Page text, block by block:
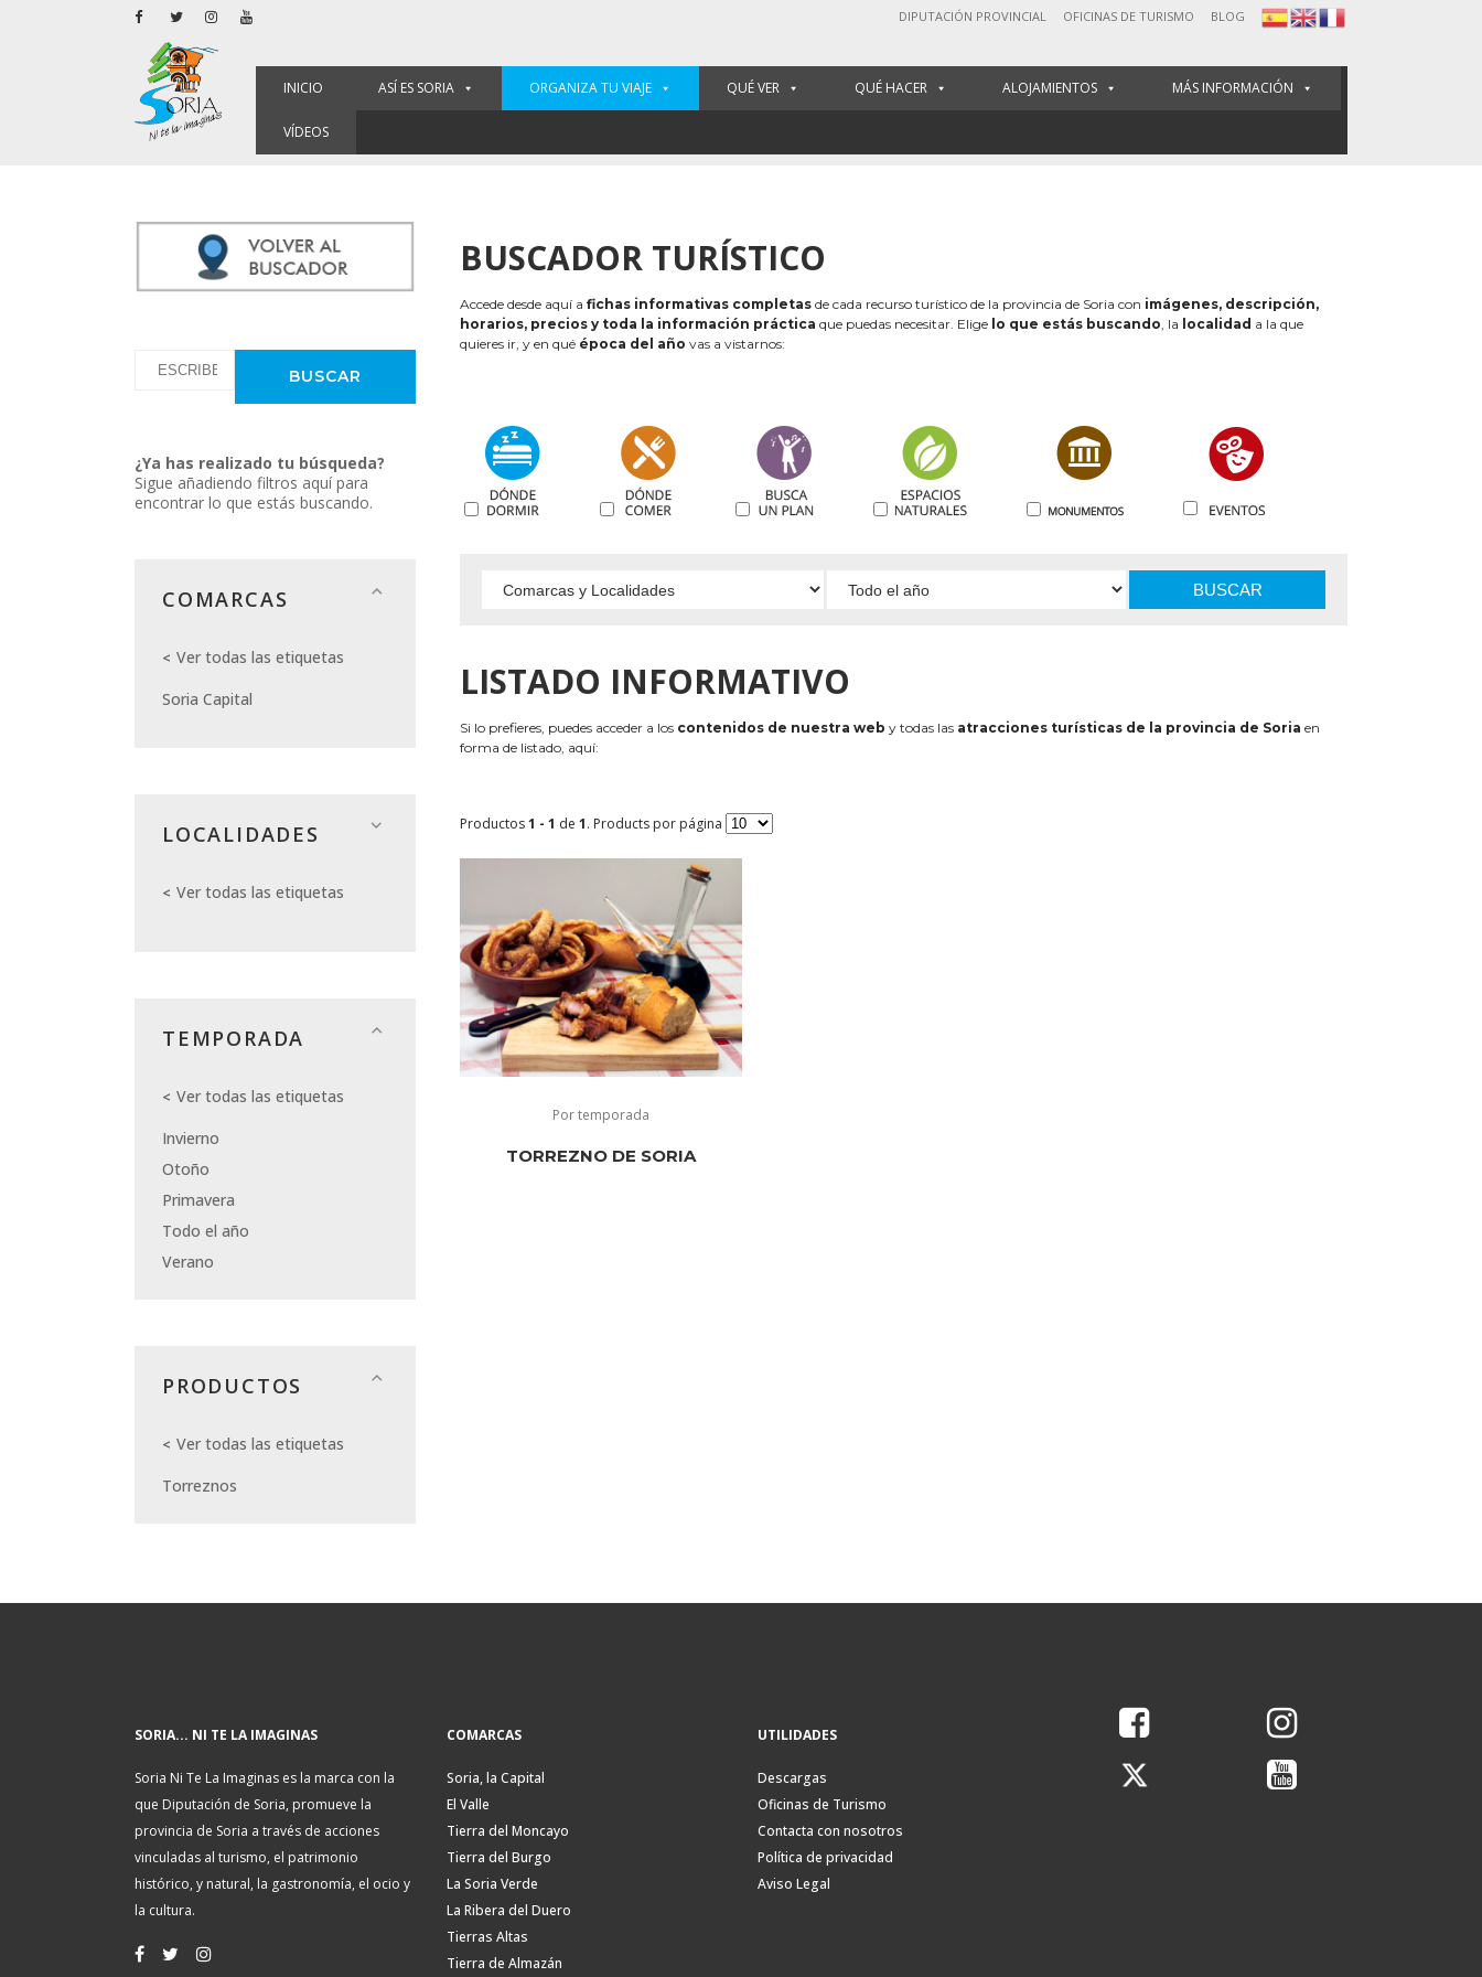
DIPUTACIÓN PROVINCIAL OFICINAS DE TURISMO BLOG
INICIO ASÍ ES SORIA ORGANIZA TU VIAJE QUÉ VER QUÉ HACER ALOJAMIENTOS MÁS INFORMACIÓN
VÍDEOS
¿Ya has realizado tu búsqueda?
Sigue añadiendo filtros aquí para
encontrar lo que estás buscando.
COMARCAS
Ver todas las etiquetas
Soria Capital
LOCALIDADES
Ver todas las etiquetas
TEMPORADA
Ver todas las etiquetas
Invierno
Otoño
Primavera
Todo el año
Verano
PRODUCTOS
Ver todas las etiquetas
Torreznos
BUSCADOR TURÍSTICO
Accede desde aquí a fichas informativas completas de cada recurso turístico de la provincia de Soria con imágenes, descripción,
horarios, precios y toda la información práctica que puedas necesitar. Elige lo que estás buscando, la localidad a la que
quieres ir, y en qué época del año vas a vistarnos:
BUSCAR
LISTADO INFORMATIVO
Si lo prefieres, puedes acceder a los contenidos de nuestra web y todas las atracciones turísticas de la provincia de Soria en
forma de listado, aquí:
Productos1 - 1 de 1. Products por página
Por temporada
TORREZNO DE SORIA
SORIA... NI TE LA IMAGINAS
Soria Ni Te La Imaginas es la marca con la
que Diputación de Soria, promueve la
provincia de Soria a través de acciones
vinculadas al turismo, el patrimonio
histórico, y natural, la gastronomía, el ocio y
la cultura.
COMARCAS
Soria, la Capital
El Valle
Tierra del Moncayo
Tierra del Burgo
La Soria Verde
La Ribera del Duero
Tierras Altas
Tierra de Almazán
UTILIDADES
Descargas
Oficinas de Turismo
Contacta con nosotros
Política de privacidad
Aviso Legal